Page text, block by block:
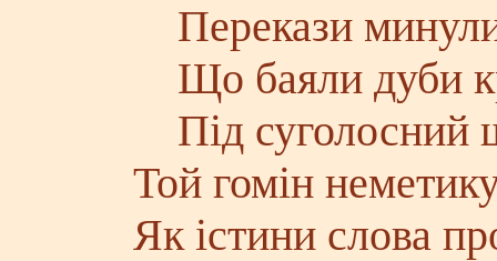
Перекази
Що баяли дуби
Під суголосний
Той гомін
Як істини слова